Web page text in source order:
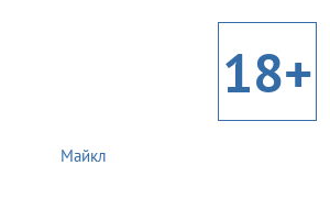
18+
Майкл